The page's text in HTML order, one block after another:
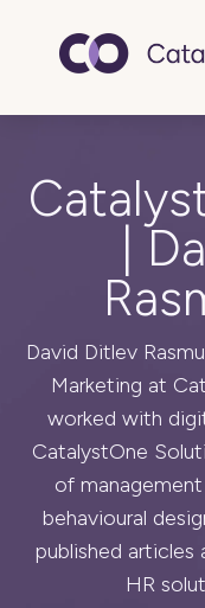
|
David Ditlev
Marketing at
worked with
CatalystOne
of
behavioural
published
HR